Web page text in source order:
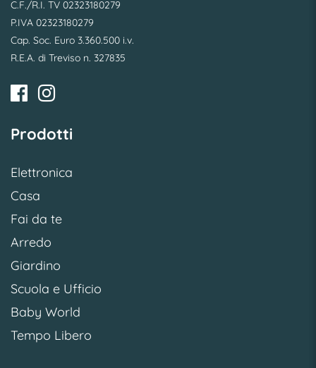
C.F./R.I. TV 02323180279
P.IVA 02323180279
Cap. Soc. Euro 3.360.500 i.v.
R.E.A. di Treviso n. 327835
Prodotti
Elettronica
Casa
Fai da te
Arredo
Giardino
Scuola e Ufficio
Baby World
Tempo Libero